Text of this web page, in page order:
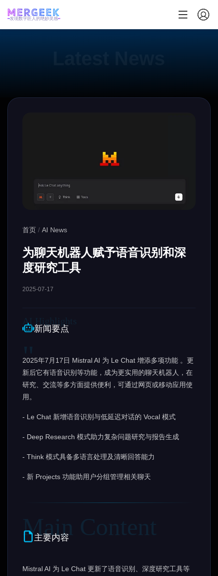
发现数字匠人的绝妙灵感
首页 / AI News
为聊天机器人赋予语音识别和深
度研究工具
2025-07-17
新闻要点
2025年7月17日 Mistral AI 为 Le Chat 增添多项功能 。更
新后它有语音识别等功能，成为更实用的聊天机器人，在
研究、交流等多方面提供便利，可通过网页或移动应用使
用。
- Le Chat 新增语音识别与低延迟对话的 Vocal 模式
- Deep Research 模式助力复杂问题研究与报告生成
- Think 模式具备多语言处理及清晰回答能力
- 新 Projects 功能助用户分组管理相关聊天
主要内容
Mistral AI 为 Le Chat 更新了语音识别、深度研究工具等